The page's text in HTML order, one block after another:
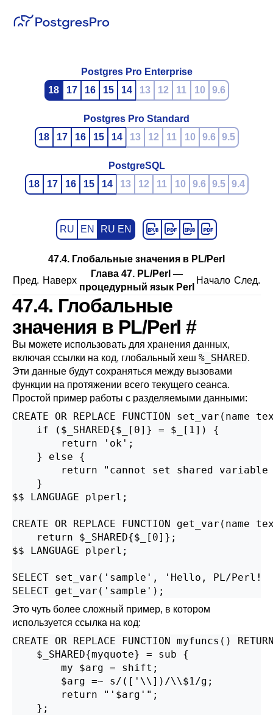
Postgres Pro Enterprise
18
17 16 15 14 13 12 11 10 9.6
Postgres Pro Standard
18
17 16 15 14 13 12 11 10 9.6 9.5
PostgreSQL
18
17 16 15 14 13 12 11 10 9.6 9.5 9.4
RU EN RU EN
47.4. Глобальные значения в PL/Perl
Пред. Наверх
Глава 47. PL/Perl —
процедурный язык Perl
Начало След.
47.4. Глобальные
значения в PL/Perl #
Вы можете использовать для хранения данных,
включая ссылки на код, глобальный хеш %_SHARED.
Эти данные будут сохраняться между вызовами
функции на протяжении всего текущего сеанса.
Простой пример работы с разделяемыми данными:
CREATE OR REPLACE FUNCTION
    if ($_SHARED{$_[0]} = $_[1]) {
        return 'ok';
    } else {
return "cannot set shared variable
    }
$$ LANGUAGE plperl;
CREATE OR REPLACE FUNCTION get_var(name
    return $_SHARED{$_[0]};
$$ LANGUAGE plperl;
SELECT set_var('sample', 'Hello, PL/
SELECT get_var('sample');
Это чуть более сложный пример, в котором
используется ссылка на код:
CREATE OR REPLACE FUNCTION myfuncs()
    $_SHARED{myquote} = sub {
        my $arg = shift;
        $arg =~ s/(['\\])/\\$1/g;
        return "'$arg'";
    };